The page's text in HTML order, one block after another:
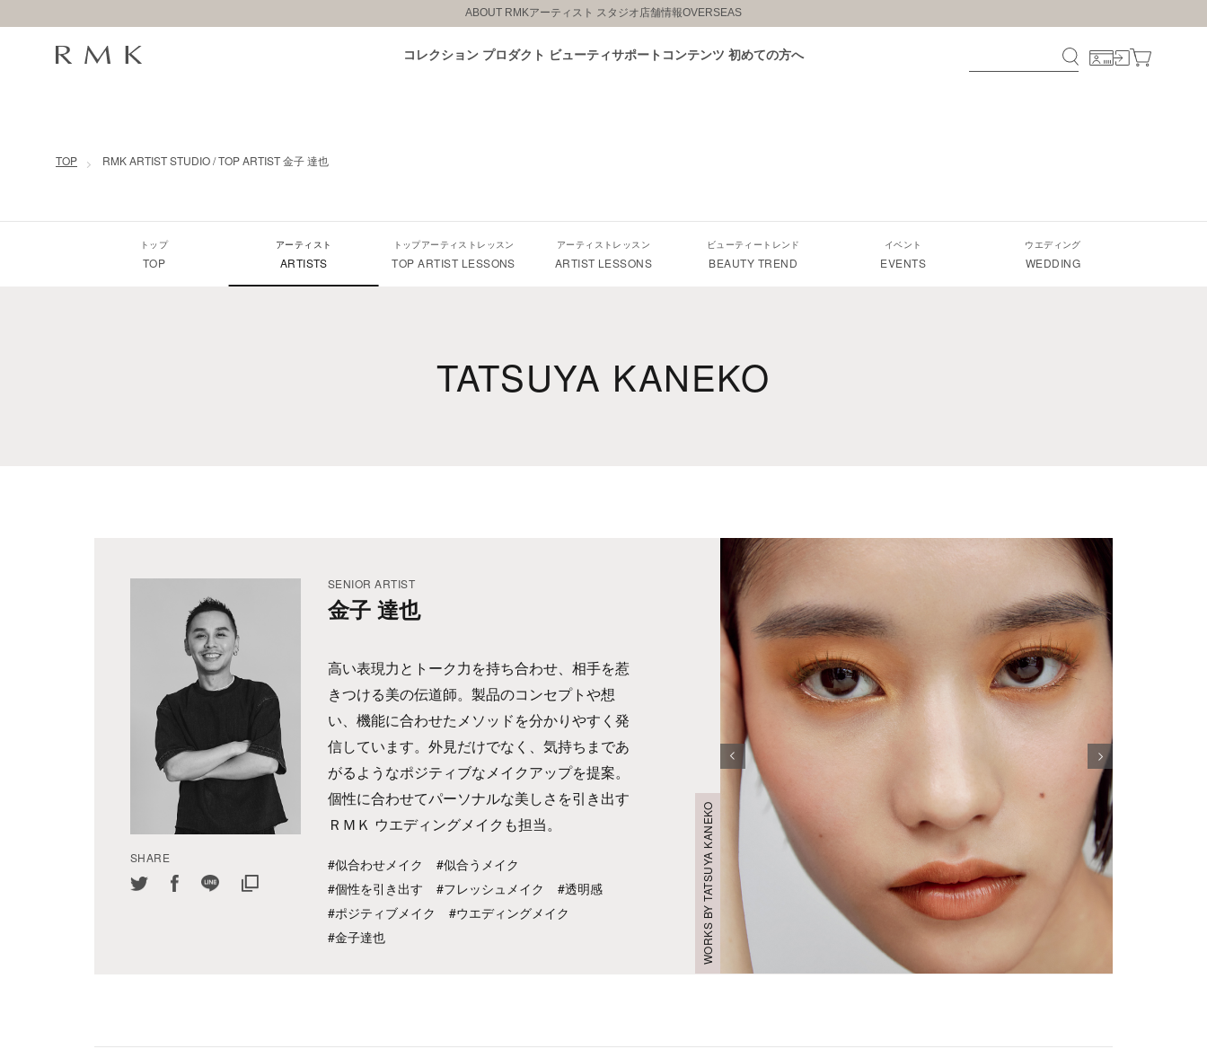
コンテンツに移動
ABOUT RMKアーティスト スタジオ店舗情報OVERSEAS
コレクション プロダクト ビューティサポートコンテンツ 初めての方へ
TOP RMK ARTIST STUDIO / TOP ARTIST 金子 達也
トップ
TOP
アーティスト
ARTISTS
トップアーティストレッスン
TOP ARTIST LESSONS
アーティストレッスン
ARTIST LESSONS
ビューティートレンド
BEAUTY TREND
イベント
EVENTS
ウエディング
WEDDING
TATSUYA KANEKO
SENIOR ARTIST
金子 達也
高い表現力とトーク力を持ち合わせ、相手を惹
きつける美の伝道師。製品のコンセプトや想
い、機能に合わせたメソッドを分かりやすく発
信しています。外見だけでなく、気持ちまであ
がるようなポジティブなメイクアップを提案。
個性に合わせてパーソナルな美しさを引き出す
ＲＭＫ ウエディングメイクも担当。
#似合わせメイク
#似合うメイク
#個性を引き出す
#フレッシュメイク
#透明感
#ポジティブメイク
#ウエディングメイク
#金子達也
SHARE WORKS BY TATSUYA KANEKO